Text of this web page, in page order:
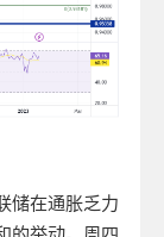
储在通胀乏力